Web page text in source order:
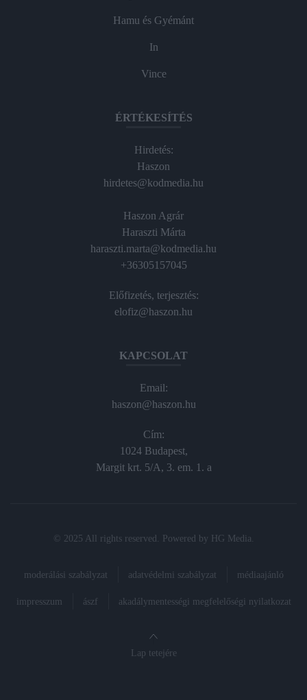
Hamu és Gyémánt
In
Vince
ÉRTÉKESÍTÉS
Hirdetés:
Haszon
hirdetes@kodmedia.hu
Haszon Agrár
Haraszti Márta
haraszti.marta@kodmedia.hu
+36305157045
Előfizetés, terjesztés:
elofiz@haszon.hu
KAPCSOLAT
Email:
haszon@haszon.hu
Cím:
1024 Budapest,
Margit krt. 5/A, 3. em. 1. a
© 2025 All rights reserved. Powered by HG Media
moderálási szabályzat adatvédelmi szabályzat médiaajánló
impresszum ászf akadálymentességi megfelelőségi nyilatkozat
Lap tetejére